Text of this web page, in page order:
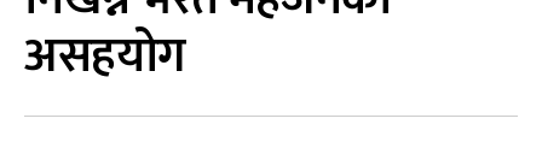
असहयोग